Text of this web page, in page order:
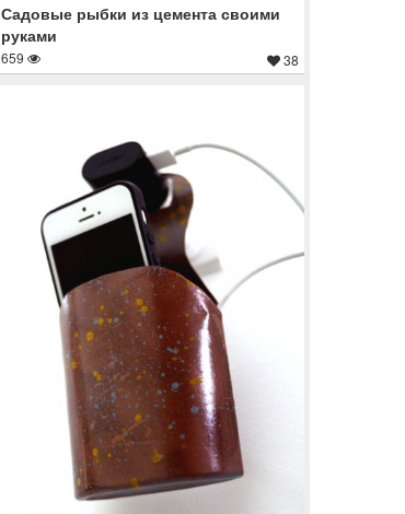
Садовые рыбки из цемента своими
руками
659 38